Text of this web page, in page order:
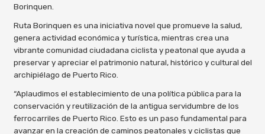
Borinquen.
Ruta Borinquen es una iniciativa novel que promueve la salud,
genera actividad económica y turística, mientras crea una
vibrante comunidad ciudadana ciclista y peatonal que ayuda a
preservar y apreciar el patrimonio natural, histórico y cultural del
archipiélago de Puerto Rico.
“Aplaudimos el establecimiento de una política pública para la
conservación y reutilización de la antigua servidumbre de los
ferrocarriles de Puerto Rico. Esto es un paso fundamental para
avanzar en la creación de caminos peatonales y ciclistas que